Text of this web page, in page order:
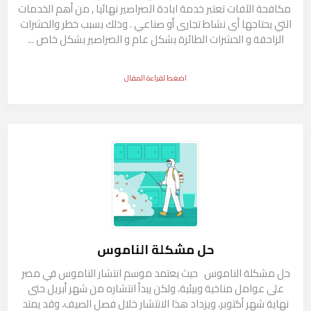
يمكن أن تسبب الفئران أضرارًا جسيمة لكل
من العقارات السكنية والتجارية إذا تركت
الغذائية إلى ترك الفضلات والبقع. كما أنها
قادرة على نشر الأمراض ، لأنها تحمل
الطفيليات والبكتيريا والفيروسات.
لمنع الأضرار المكلفة والمخاطر الصحية
المرتبطة بالفئران ، من المهم اتخاذ تدابير
وقائية مثل إغلاق الفتحات الخارجية ،
والحبس ، والطعم. بالإضافة إلى ذلك ، يجب
اتباع ممارسات الصرف الصحي والتخزين
مكافحة الآفات تعتبر خدمة ابادة الصراصير نهائيا , من أهم الخدمات
التي يحتاجها أى نشاط تجارى أو صناعي . وذلك بسبب خطر والحشرات
الزاحفة و الحشرات الطائرة بشكل عام و الصراصير بشكل خاص ...
اضغط لقراءة المقال
01222418431
تعتبر خدمة ابادة الصراصير نهائيا , من أهم الخدمات التي
يحتاجها أى نشاط تجارى أو صناعي .
وذلك بسبب خطر والحشرات الزاحفة و الحشرات الطائرة
بشكل عام و الصراصير بشكل خاص ,
حل مشكلة الناموس
حل مشكلة الناموس حيث يعتمد موسم انتشار الناموس في مصر
على عوامل مناخية وبيئية، ولكن يبدأ انتشاره من شهر أبريل حتى
نهاية شهر أكتوبر، ويزداد هذا الانتشار خلال فصل الصيف، وقد يمتد